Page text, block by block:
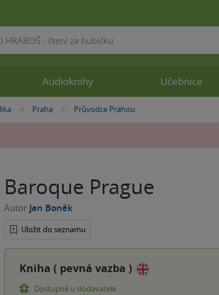
»Praha »Průvodce Prahou
Baroque Prague
Autor Jan Boněk
Uložit do seznamu
Kniha ( pevná vazba )
Dostupné u dodavatele
Audioknihy Učebnice